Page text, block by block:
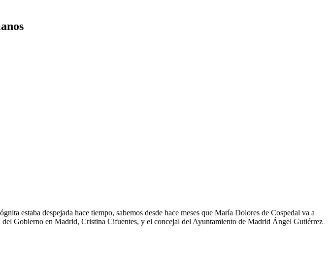
estaba despejada hace tiempo, sabemos desde hace meses que María Dolores de Cospedal va a
Gobierno en Madrid, Cristina Cifuentes, y el concejal del Ayuntamiento de Madrid Ángel Gutiérrez